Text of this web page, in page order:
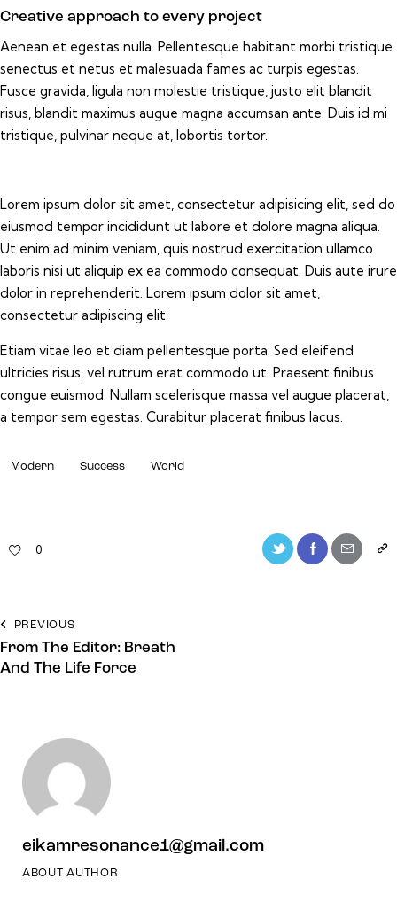
Creative approach to every project
Aenean et egestas nulla. Pellentesque habitant morbi tristique
senectus et netus et malesuada fames ac turpis egestas.
Fusce gravida, ligula non molestie tristique, justo elit blandit
risus, blandit maximus augue magna accumsan ante. Duis id mi
tristique, pulvinar neque at, lobortis tortor.
Lorem ipsum dolor sit amet, consectetur adipisicing elit, sed do
eiusmod tempor incididunt ut labore et dolore magna aliqua.
Ut enim ad minim veniam, quis nostrud exercitation ullamco
laboris nisi ut aliquip ex ea commodo consequat. Duis aute irure
dolor in reprehenderit. Lorem ipsum dolor sit amet,
consectetur adipiscing elit.
Etiam vitae leo et diam pellentesque porta. Sed eleifend
ultricies risus, vel rutrum erat commodo ut. Praesent finibus
congue euismod. Nullam scelerisque massa vel augue placerat,
a tempor sem egestas. Curabitur placerat finibus lacus.
Modern Success World
0
PREVIOUS
From The Editor: Breath
And The Life Force
eikamresonance1@gmail.com
ABOUT AUTHOR